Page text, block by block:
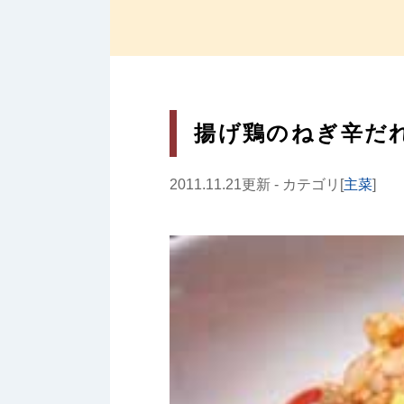
揚げ鶏のねぎ辛だ
2011.11.21更新 - カテゴリ[主菜]